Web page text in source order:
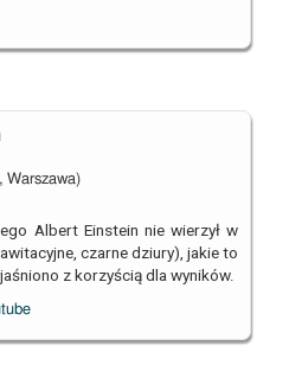
Warszawa)
Albert Einstein nie wierzył w
czarne dziury), jakie to
z korzyścią dla wyników.